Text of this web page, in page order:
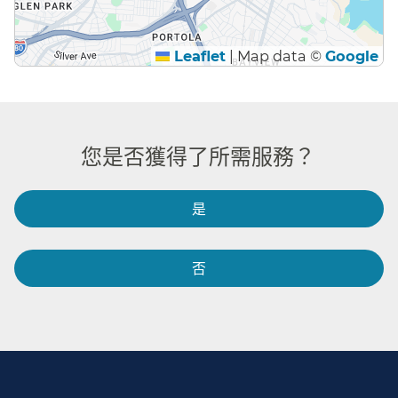
Leaflet |Map data © Google
您是否獲得了所需服務？​​
是​​
否​​